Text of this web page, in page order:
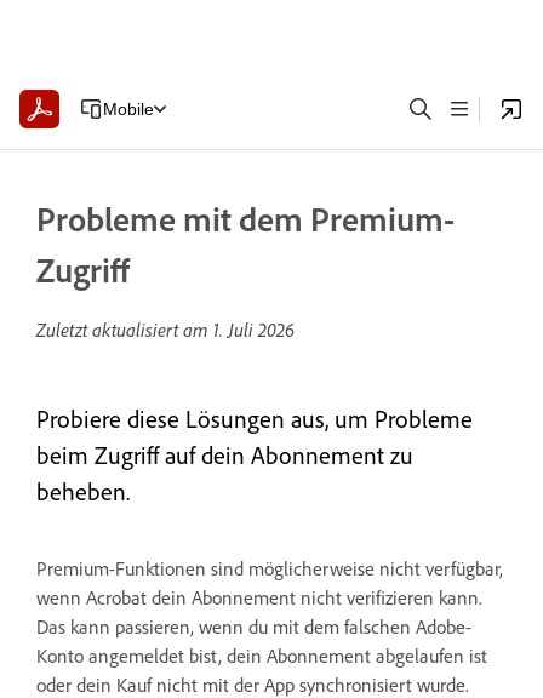
Mobile
Probleme mit dem Premium-
Zugriff
Zuletzt aktualisiert am 1. Juli 2026
Probiere diese Lösungen aus, um Probleme
beim Zugriff auf dein Abonnement zu
beheben.
Premium-Funktionen sind möglicherweise nicht verfügbar,
wenn Acrobat dein Abonnement nicht verifizieren kann.
Das kann passieren, wenn du mit dem falschen Adobe-
Konto angemeldet bist, dein Abonnement abgelaufen ist
oder dein Kauf nicht mit der App synchronisiert wurde.